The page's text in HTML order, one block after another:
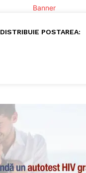
DISTRIBUIE POSTAREA: